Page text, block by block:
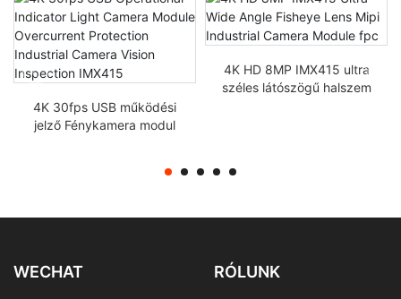
4K 30fps USB működési
jelző Fénykamera modul
4K HD 8MP IMX415 ultra
széles látószögű halszem
WECHAT RÓLUNK